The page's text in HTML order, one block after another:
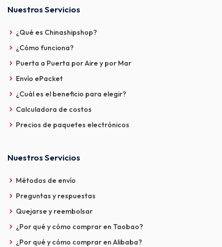
Nuestros Servicios
¿Qué es Chinashipshop?
¿Cómo funciona?
Puerta a Puerta por Aire y por Mar
Envío ePacket
¿Cuál es el beneficio para elegir?
Calculadora de costos
Precios de paquetes electrónicos
Nuestros Servicios
Métodos de envío
Preguntas y respuestas
Quejarse y reembolsar
¿Por qué y cómo comprar en Taobao?
¿Por qué y cómo comprar en Alibaba?